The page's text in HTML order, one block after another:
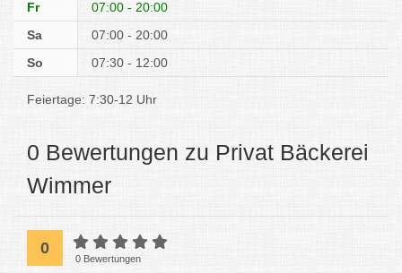
Fr
07:00 - 20:00
Sa
07:00 - 20:00
So
07:30 - 12:00
Feiertage: 7:30-12 Uhr
0 Bewertungen zu Privat Bäckerei
Wimmer
0
0 Bewertungen